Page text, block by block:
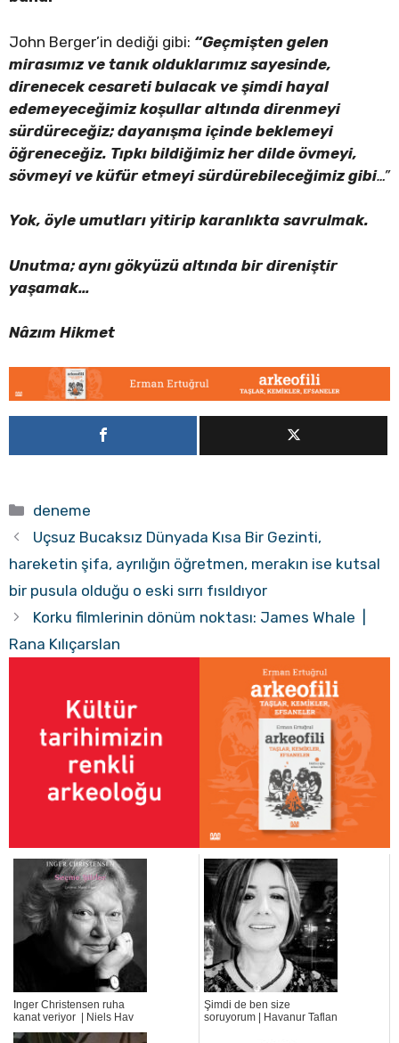
John Berger’in dediği gibi: “Geçmişten gelen
mirasımız ve tanık olduklarımız sayesinde,
direnecek cesareti bulacak ve şimdi hayal
edemeyeceğimiz koşullar altında direnmeyi
sürdüreceğiz; dayanışma içinde beklemeyi
öğreneceğiz. Tıpkı bildiğimiz her dilde övmeyi,
sövmeyi ve küfür etmeyi sürdürebileceğimiz gibi…”
Yok, öyle umutları yitirip karanlıkta savrulmak.
Unutma; aynı gökyüzü altında bir direniştir
yaşamak…
Nâzım Hikmet
Kategoriler
deneme
Uçsuz Bucaksız Dünyada Kısa Bir Gezinti,
hareketin şifa, ayrılığın öğretmen, merakın ise kutsal
bir pusula olduğu o eski sırrı fısıldıyor
Korku filmlerinin dönüm noktası: James Whale |
Rana Kılıçarslan
Inger Christensen ruha
kanat veriyor | Niels Hav
Şimdi de ben size
soruyorum | Havanur Taflan